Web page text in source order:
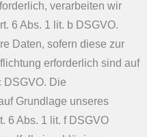
verarbeiten wir
6 Abs. 1 lit. b DSGVO.
Daten, sofern diese zur
erforderlich sind auf
DSGVO. Die
Grundlage unseres
6 Abs. 1 lit. f DSGVO